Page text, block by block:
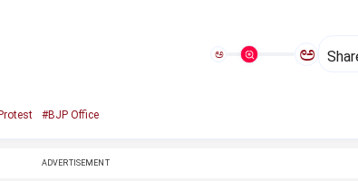
ಅ ಅ
#BJP Office
ADVERTISEMENT